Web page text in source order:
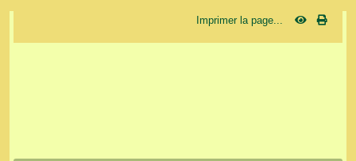
Imprimer la page...